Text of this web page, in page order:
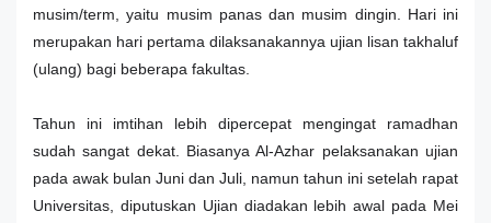
musim/term, yaitu musim panas dan musim dingin. Hari ini
merupakan hari pertama dilaksanakannya ujian lisan takhaluf
(ulang) bagi beberapa fakultas.
Tahun ini imtihan lebih dipercepat mengingat ramadhan
sudah sangat dekat. Biasanya Al-Azhar pelaksanakan ujian
pada awak bulan Juni dan Juli, namun tahun ini setelah rapat
Universitas, diputuskan Ujian diadakan lebih awal pada Mei